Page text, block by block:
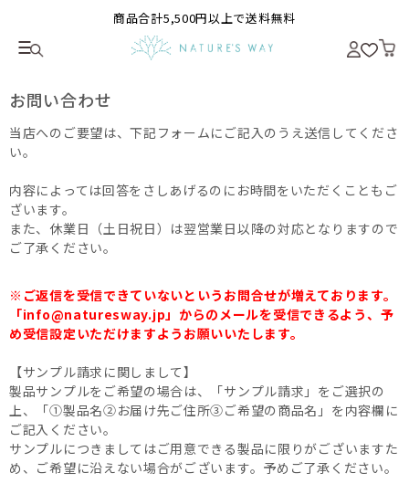
商品合計5,500円以上で送料無料
お問い合わせ
当店へのご要望は、下記フォームにご記入のうえ送信してくださ
い。
内容によっては回答をさしあげるのにお時間をいただくこともご
ざいます。
また、休業日（土日祝日）は翌営業日以降の対応となりますので
ご了承ください。
※ご返信を受信できていないというお問合せが増えております。
「info@naturesway.jp」からのメールを受信できるよう、予
め受信設定いただけますようお願いいたします。
【サンプル請求に関しまして】
製品サンプルをご希望の場合は、「サンプル請求」をご選択の
上、「①製品名②お届け先ご住所③ご希望の商品名」を内容欄に
ご記入ください。
サンプルにつきましてはご用意できる製品に限りがございますた
め、ご希望に沿えない場合がございます。予めご了承ください。